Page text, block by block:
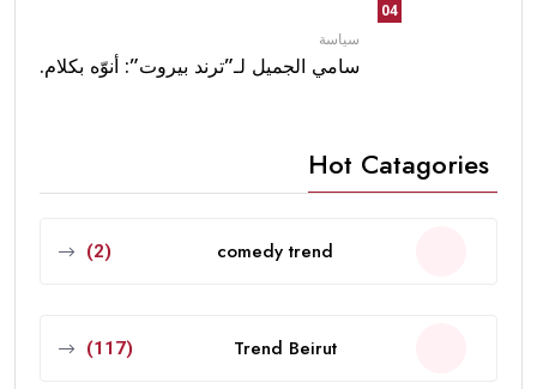
04
سياسة
سامي الجميل لـ”ترند بيروت”: أنوّه بكلام.
Hot Catagories
comedy trend
(2)
Trend Beirut
(117)